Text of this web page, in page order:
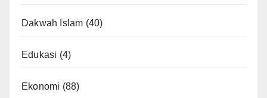
Dakwah Islam (40)
Edukasi (4)
Ekonomi (88)